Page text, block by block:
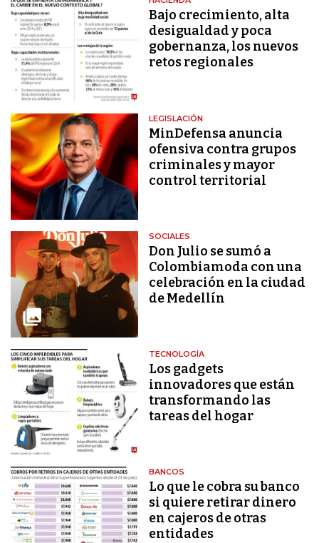
Bajo crecimiento, alta
desigualdad y poca
gobernanza, los nuevos
retos regionales
LEGISLACIÓN
MinDefensa anuncia
ofensiva contra grupos
criminales y mayor
control territorial
SOCIALES
Don Julio se sumó a
Colombiamoda con una
celebración en la ciudad
de Medellín
TECNOLOGÍA
Los gadgets
innovadores que están
transformando las
tareas del hogar
BANCOS
Lo que le cobra su banco
si quiere retirar dinero
en cajeros de otras
entidades